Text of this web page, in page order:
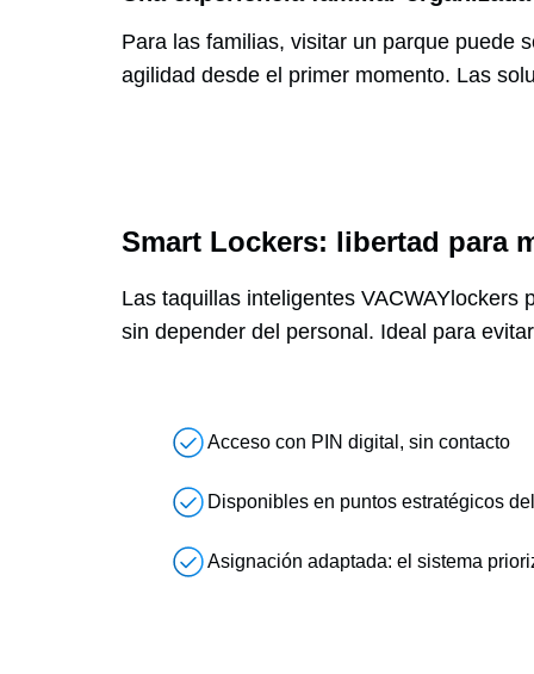
Para las familias, visitar un parque puede
agilidad desde el primer momento. Las
Smart Lockers: libertad para
Las taquillas inteligentes
sin depender del personal. Ideal para
Acceso con PIN digital, sin contacto
Disponibles en puntos estratégicos
Asignación adaptada: el sistema